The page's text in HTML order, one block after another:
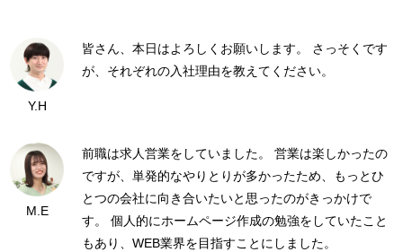
Y.H
皆さん、本日はよろしくお願いします。 さっそくです
が、それぞれの入社理由を教えてください。
M.E
前職は求人営業をしていました。 営業は楽しかったの
ですが、単発的なやりとりが多かったため、もっとひ
とつの会社に向き合いたいと思ったのがきっかけで
す。 個人的にホームページ作成の勉強をしていたこと
もあり、WEB業界を目指すことにしました。